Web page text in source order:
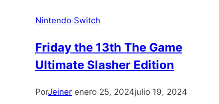
HD
Nintendo Switch
Friday the 13th The Game
Ultimate Slasher Edition
PorJeiner enero 25, 2024julio 19, 2024